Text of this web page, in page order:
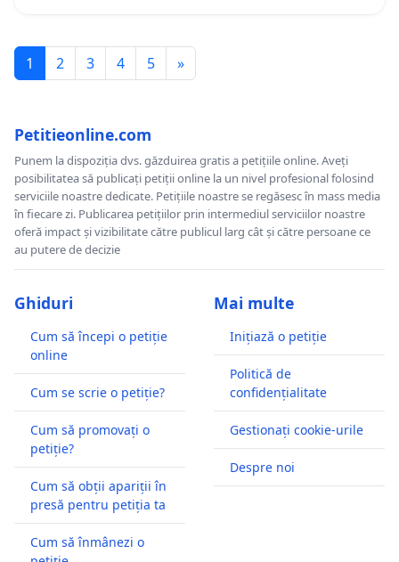
1 2 3 4 5 »
Petitieonline.com
Punem la dispoziția dvs. găzduirea gratis a petițiile online. Aveți
posibilitatea să publicați petiții online la un nivel profesional folosind
serviciile noastre dedicate. Petițiile noastre se regăsesc în mass media
în fiecare zi. Publicarea petițiilor prin intermediul serviciilor noastre
oferă impact și vizibilitate către publicul larg cât și către persoane ce
au putere de decizie
Ghiduri
Cum să începi o petiție
online
Cum se scrie o petiție?
Cum să promovați o
petiție?
Cum să obții apariții în
presă pentru petiția ta
Cum să înmânezi o
Mai multe
Inițiază o petiție
Politică de
confidențialitate
Gestionați cookie-urile
Despre noi